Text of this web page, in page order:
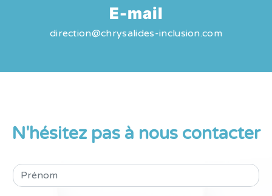
E-mail
direction@chrysalides-inclusion.com
N'hésitez pas à nous contacter